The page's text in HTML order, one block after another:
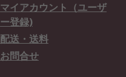
マイアカウント（ユーザ
ー登録)
配送・送料
お問合せ